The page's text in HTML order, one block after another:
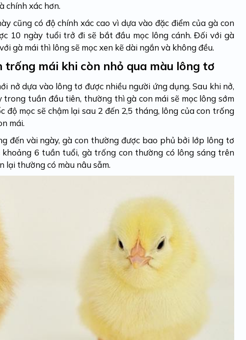
chính xác hơn.
cũng có độ chính xác cao vì dựa vào đặc điểm của gà con
10 ngày tuổi trở đi sẽ bắt đầu mọc lông cánh. Đối với gà
gà mái thì lông sẽ mọc xen kẽ dài ngắn và không đều.
trống mái khi còn nhỏ qua màu lông tơ
nở dựa vào lông tơ được nhiều người ứng dụng. Sau khi nở,
trong tuần đầu tiên, thường thì gà con mái sẽ mọc lông sớm
độ mọc sẽ chậm lại sau 2 đến 2,5 tháng, lông của con trống
mái.
đến vài ngày, gà con thường được bao phủ bởi lớp lông tơ
6 tuần tuổi, gà trống con thường có lông sáng trên
lại thường có màu nâu sẫm.